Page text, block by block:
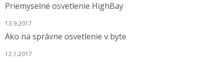
Priemyselné osvetlenie HighBay
13.9.2017
Ako na správne osvetlenie v byte
12.1.2017